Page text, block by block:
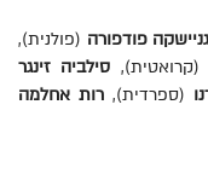
פודפורה (פולנית),
(קרואטית), סילביה זינגר
(ספרדית), רות אחלמה